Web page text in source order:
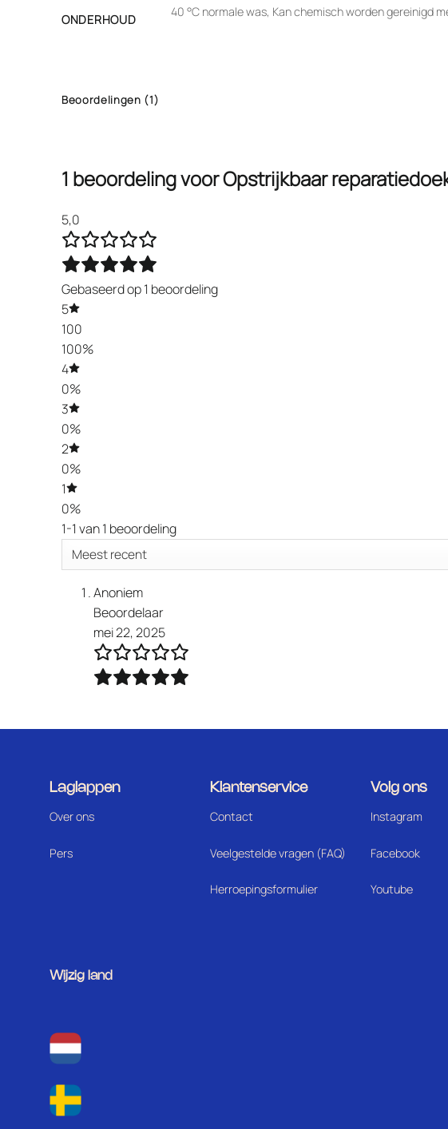
ONDERHOUD
40 °C normale was, Kan chemisch worden gereinigd
Beoordelingen (1)
1 beoordeling voorOpstrijkbaar
5,0
Gebaseerd op 1 beoordeling
5
100
100%
4
0%
3
0%
2
0%
1
0%
1-1 van 1 beoordeling
Anoniem
Beoordelaar
mei 22, 2025
Laglappen
Over ons
Pers
Klantenservice
Contact
Veelgestelde vragen (FAQ)
Herroepingsformulier
Volg ons
Instagram
Facebook
Youtube
Wijzig land